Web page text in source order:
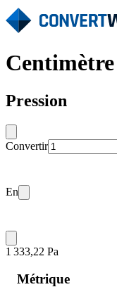
Pression
Convertir
En
1 333,22 Pa
Métrique